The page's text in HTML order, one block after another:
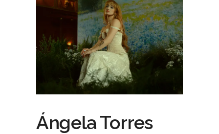
Ángela Torres